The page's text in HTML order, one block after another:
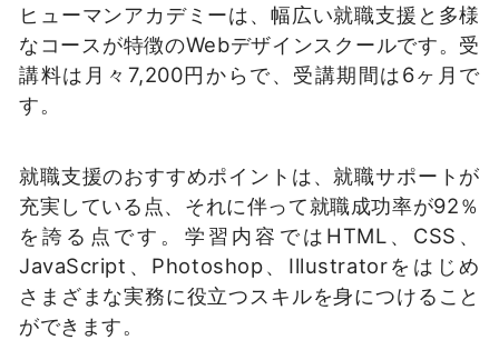
ヒューマンアカデミーは、幅広い就職支援と多様
なコースが特徴のWebデザインスクールです。受
講料は月々7,200円からで、受講期間は6ヶ月で
す。
就職支援のおすすめポイントは、就職サポートが
充実している点、それに伴って就職成功率が92％
を誇る点です。学習内容ではHTML、CSS、
JavaScript、Photoshop、Illustratorをはじめ
さまざまな実務に役立つスキルを身につけること
ができます。